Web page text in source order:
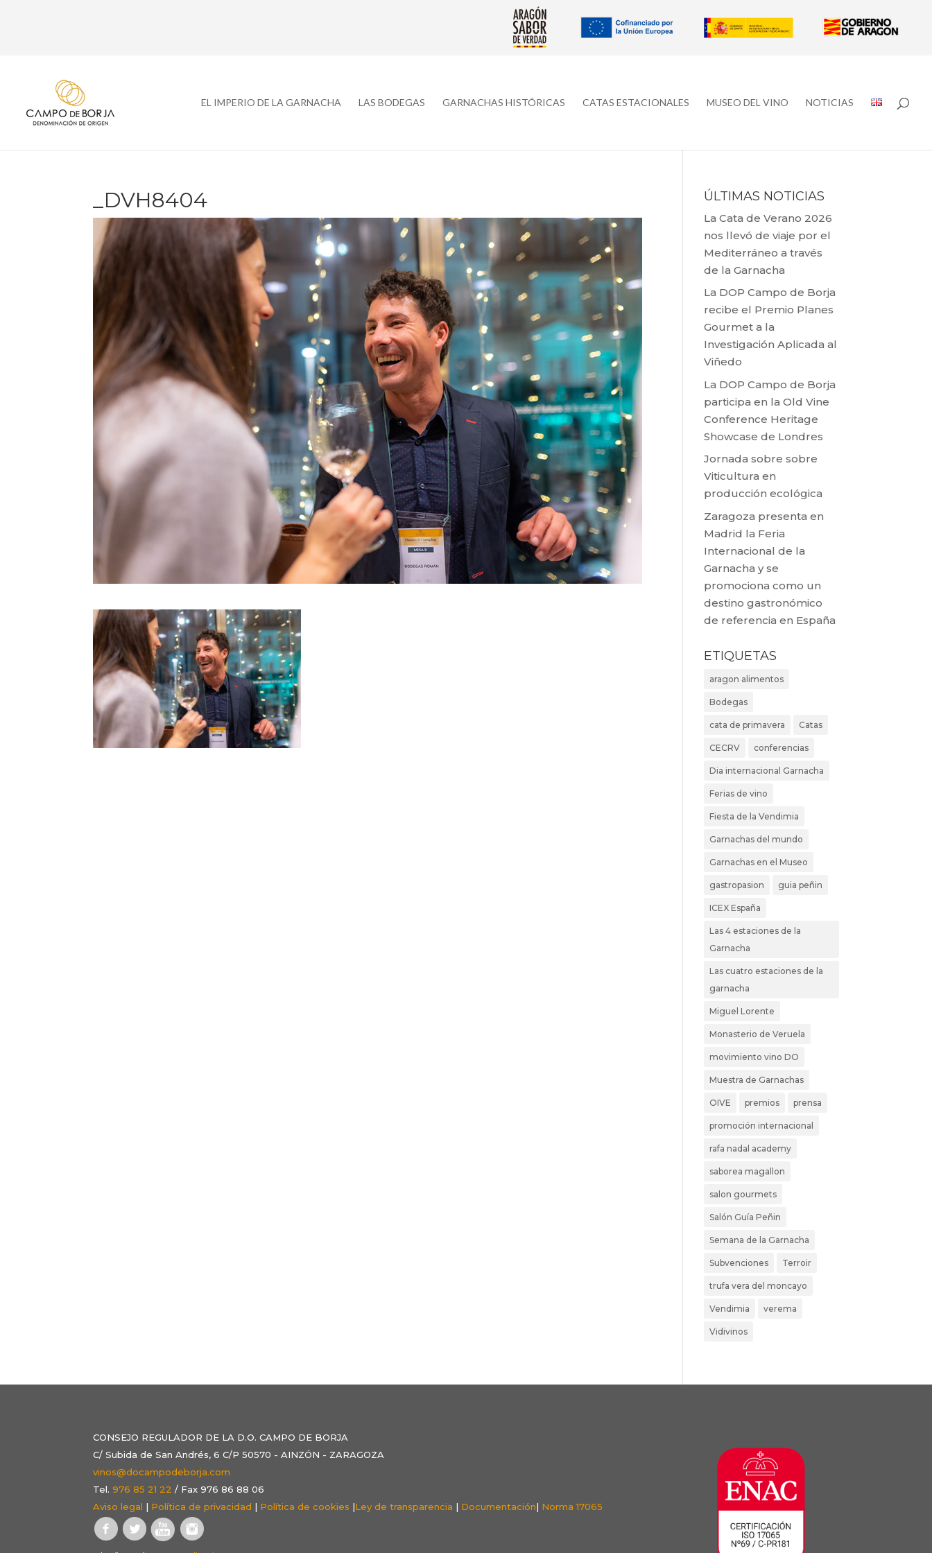
EL IMPERIO DE LA GARNACHA LAS BODEGAS GARNACHAS HISTÓRICAS CATAS ESTACIONALES MUSEO DEL VINO NOTICIAS
_DVH8404 ÚLTIMAS NOTICIAS
La Cata de Verano 2026
nos llevó de viaje por el
Mediterráneo a través
de la Garnacha
La DOP Campo de Borja
recibe el Premio Planes
Gourmet a la
Investigación Aplicada al
Viñedo
La DOP Campo de Borja
participa en la Old Vine
Conference Heritage
Showcase de Londres
Jornada sobre sobre
Viticultura en
producción ecológica
Zaragoza presenta en
Madrid la Feria
Internacional de la
Garnacha y se
promociona como un
destino gastronómico
de referencia en España
ETIQUETAS
aragon alimentos
Bodegas
cata de primavera Catas
CECRV conferencias
Dia internacional Garnacha
Ferias de vino
Fiesta de la Vendimia
Garnachas del mundo
Garnachas en el Museo
gastropasion guia peñin
ICEX España
Las 4 estaciones de la
Garnacha
Las cuatro estaciones de la
garnacha
Miguel Lorente
Monasterio de Veruela
movimiento vino DO
Muestra de Garnachas
OIVE premios prensa
promoción internacional
rafa nadal academy
saborea magallon
salon gourmets
Salón Guía Peñin
Semana de la Garnacha
Subvenciones Terroir
trufa vera del moncayo
Vendimia verema
Vidivinos
CONSEJO REGULADOR DE LA D.O. CAMPO DE BORJA
C/ Subida de San Andrés, 6 C/P 50570 - AINZÓN - ZARAGOZA
vinos@docampodeborja.com
Tel.976 85 21 22 / Fax 976 86 88 06
Aviso legal | Política de privacidad | Política de cookies |Ley de transparencia | Documentación| Norma 17065